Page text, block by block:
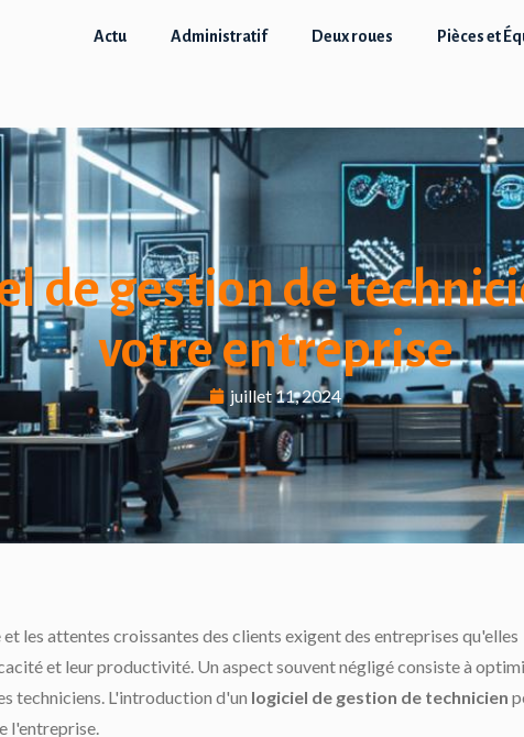
Actu Administratif Deux roues Pièces et
de gestion de
votre entreprise
juillet 11, 2024
les attentes croissantes des clients exigent des entreprises qu'elles
et leur productivité. Un aspect souvent négligé consiste à
techniciens. L'introduction d'un logiciel de gestion de technicien
l'entreprise.